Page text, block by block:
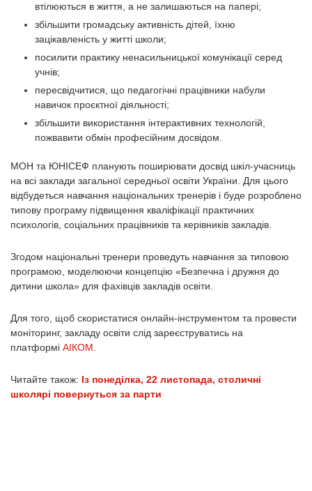
втілюються в життя, а не залишаються на папері;
збільшити громадську активність дітей, їхню
зацікавленість у житті школи;
посилити практику ненасильницької комунікації серед
учнів;
пересвідчитися, що педагогічні працівники набули
навичок проєктної діяльності;
збільшити використання інтерактивних технологій,
пожвавити обмін професійним досвідом.
МОН та ЮНІСЕФ планують поширювати досвід шкіл-учасниць
на всі заклади загальної середньої освіти України. Для цього
відбудеться навчання національних тренерів і буде розроблено
типову програму підвищення кваліфікації практичних
психологів, соціальних працівників та керівників закладів.
Згодом національні тренери проведуть навчання за типовою
програмою, моделюючи концепцію «Безпечна і дружня до
дитини школа» для фахівців закладів освіти.
Для того, щоб скористатися онлайн-інструментом та провести
моніторинг, закладу освіти слід зареєструватись на
платформі АІКОМ
Читайте також: Із понеділка, 22 листопада, столичні
школярі повернуться за парти